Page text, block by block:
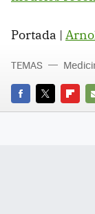
Portada |
FACEBOOK
TWITTER
TEMAS